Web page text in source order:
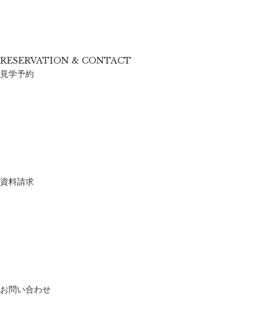
RESERVATION & CONTACT
見学予約
資料請求
お問い合わせ